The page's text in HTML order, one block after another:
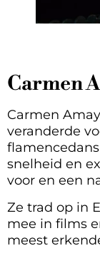
Carmen
Carmen
veranderde
snelheid en
voor en een
Ze trad op in
mee in films
meest